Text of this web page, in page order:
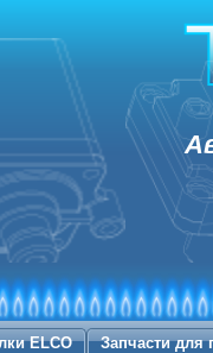
ELCO Запчасти для